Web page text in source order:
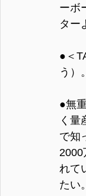
ーボ
ター
●＜
う）。
●無
く量
で知
2000
れて
たい